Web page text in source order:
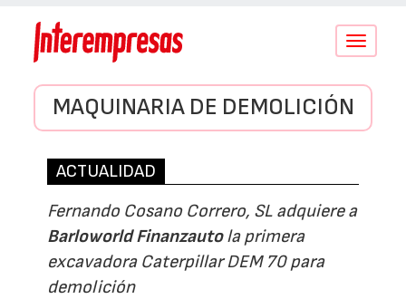
Conmutar
MAQUINARIA DE DEMOLICIÓN
ACTUALIDAD
Fernando Cosano Correro, SL adquiere a
Barloworld Finanzautola primera
excavadora Caterpillar DEM 70 para
demolición